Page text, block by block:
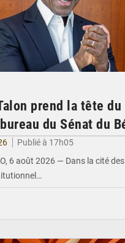
prend la tête du
du Sénat du
Publié à 17h05
6 août 2026 — Dans la cité